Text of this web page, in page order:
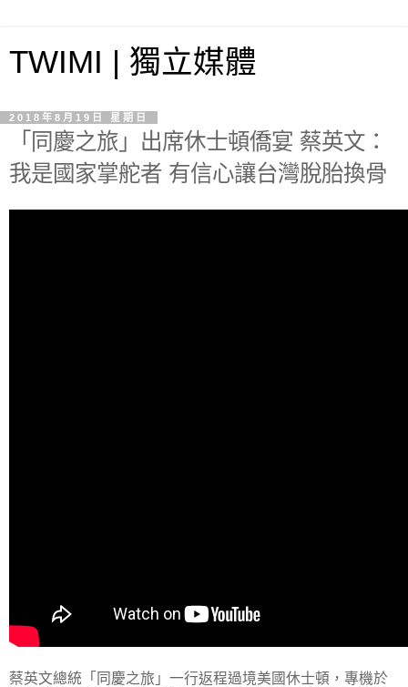
TWIMI | 獨立媒體
2018年8月19日 星期日
「同慶之旅」出席休士頓僑宴 蔡英文：
我是國家掌舵者 有信心讓台灣脫胎換骨
蔡英文總統「同慶之旅」一行返程過境美國休士頓，專機於